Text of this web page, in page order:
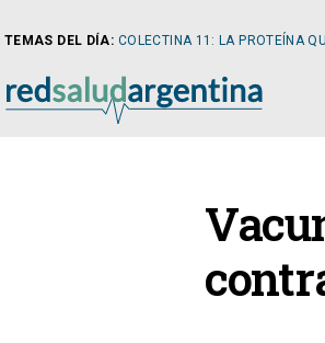
TEMAS DEL DÍA: COLECTINA 11: LA PROTEÍNA